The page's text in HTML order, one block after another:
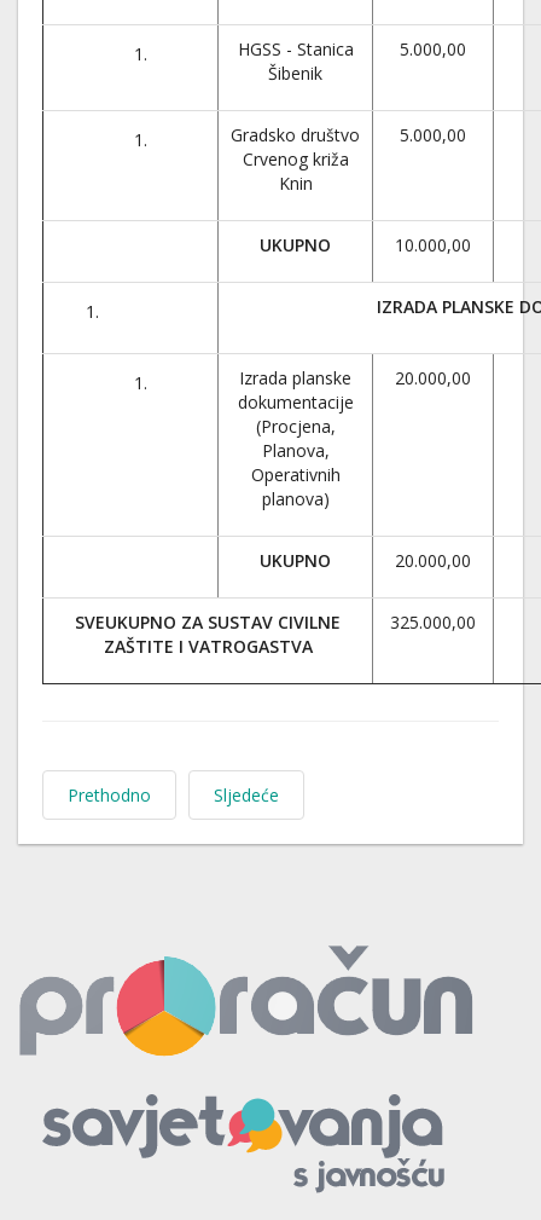
HGSS - Stanica
Šibenik
5.000,00
Gradsko društvo
Crvenog križa
Knin
5.000,00
UKUPNO 10.000,00
IZRADA PLANSKE
Izrada planske
dokumentacije
(Procjena,
Planova,
Operativnih
planova)
20.000,00
UKUPNO 20.000,00
SVEUKUPNO ZA SUSTAV CIVILNE
ZAŠTITE I VATROGASTVA
325.000,00
Prethodno Sljedeće